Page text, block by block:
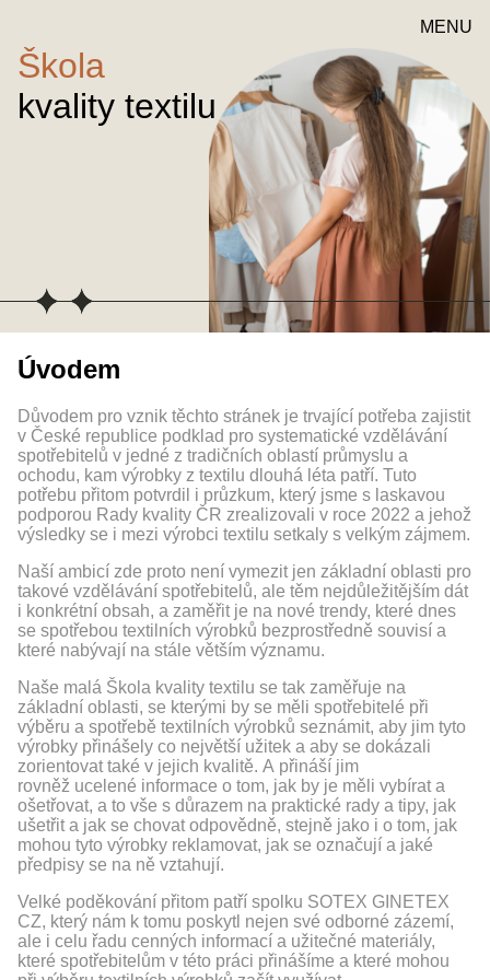
MENU
Škola
kvality textilu
Úvodem
Důvodem pro vznik těchto stránek je trvající potřeba zajistit
v České republice podklad pro systematické vzdělávání
spotřebitelů v jedné z tradičních oblastí průmyslu a
ochodu, kam výrobky z textilu dlouhá léta patří. Tuto
potřebu přitom potvrdil i průzkum, který jsme s laskavou
podporou Rady kvality ČR zrealizovali v roce 2022 a jehož
výsledky se i mezi výrobci textilu setkaly s velkým zájmem.
Naší ambicí zde proto není vymezit jen základní oblasti pro
takové vzdělávání spotřebitelů, ale těm nejdůležitějším dát
i konkrétní obsah, a zaměřit je na nové trendy, které dnes
se spotřebou textilních výrobků bezprostředně souvisí a
které nabývají na stále větším významu.
Naše malá Škola kvality textilu se tak zaměřuje na
základní oblasti, se kterými by se měli spotřebitelé při
výběru a spotřebě textilních výrobků seznámit, aby jim tyto
výrobky přinášely co největší užitek a aby se dokázali
zorientovat také v jejich kvalitě. A přináší jim
rovněž ucelené informace o tom, jak by je měli vybírat a
ošetřovat, a to vše s důrazem na praktické rady a tipy, jak
ušetřit a jak se chovat odpovědně, stejně jako i o tom, jak
mohou tyto výrobky reklamovat, jak se označují a jaké
předpisy se na ně vztahují.
Velké poděkování přitom patří spolku SOTEX GINETEX
CZ, který nám k tomu poskytl nejen své odborné zázemí,
ale i celu řadu cenných informací a užitečné materiály,
které spotřebitelům v této práci přinášíme a které mohou